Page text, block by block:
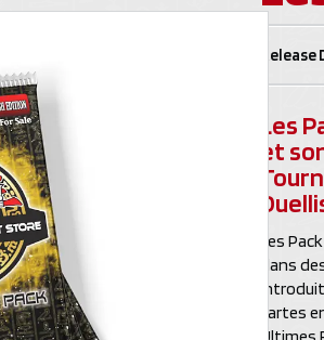
Les
et
Les
dans
cartes